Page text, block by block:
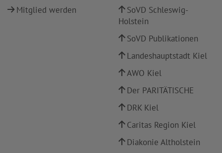
Mitglied werden
SoVD Schleswig-
Holstein
SoVD Publikationen
Landeshauptstadt Kiel
AWO Kiel
Der PARITÄTISCHE
DRK Kiel
Caritas Region Kiel
Diakonie Altholstein